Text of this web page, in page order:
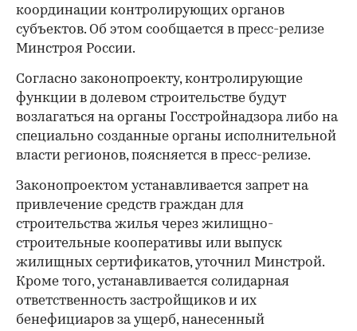
координации контролирующих органов
субъектов. Об этом сообщается в пресс-релизе
Минстроя России.
Согласно законопроекту, контролирующие
функции в долевом строительстве будут
возлагаться на органы Госстройнадзора либо на
специально созданные органы исполнительной
власти регионов, поясняется в пресс-релизе.
Законопроектом устанавливается запрет на
привлечение средств граждан для
строительства жилья через жилищно-
строительные кооперативы или выпуск
жилищных сертификатов, уточнил Минстрой.
Кроме того, устанавливается солидарная
ответственность застройщиков и их
бенефициаров за ущерб, нанесенный